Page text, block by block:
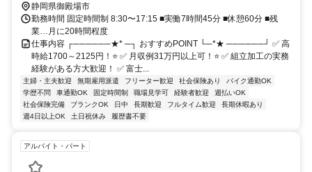
静岡県御殿場市
勤務時間 固定時間制 8:30〜17:15 ■実働7時間45分 ■休憩60分 ■残
業…月に20時間程度
仕事内容 ┌──────★* ─┐ おすすめPOINT └─*★ ──────┘ ✅ 高
時給1700～2125円！⭐ ✅ 月収例31万円以上可！⭐ ✅ 組立加工の実務
経験がある方大歓迎！ ✅ 富士...
主婦・主夫歓迎 無期雇用派遣 フリーター歓迎 社会保険あり
バイク通勤OK
学歴不問
車通勤OK 固定時間制 職場見学可 経験者歓迎
週払いOK
社会保険完備
ブランクOK 日中 長期歓迎 フルタイム歓迎
長期休暇あり
週4日以上OK
土日祝休み 履歴書不要
アルバイト・パート